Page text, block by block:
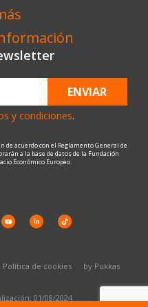
y condiciones.
ENVIAR
acuerdo con el Reglamento General de
a la base de datos de la Fundación
Económico Europeo.
Política de cookies by Pukkas
01/08/2024